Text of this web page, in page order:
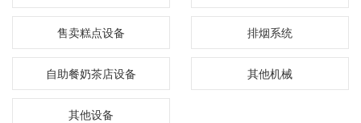
售卖糕点设备 排烟系统
自助餐奶茶店设备 其他机械
其他设备